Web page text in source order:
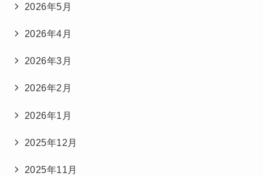
2026年5月
2026年4月
2026年3月
2026年2月
2026年1月
2025年12月
2025年11月